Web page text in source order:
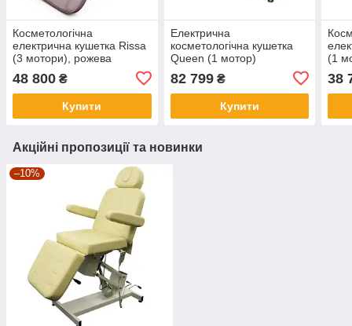
Косметологічна
електрична кушетка Rissa
(3 мотори), рожева
48 800 ₴
Купити
Електрична
косметологічна кушетка
Queen (1 мотор)
82 799₴
Купити
(1
38
Акційні пропозиції та новинки
–10%